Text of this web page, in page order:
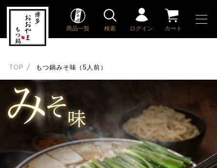
商品一覧 検索 ログイン カート
TOP もつ鍋みそ味（5人前）